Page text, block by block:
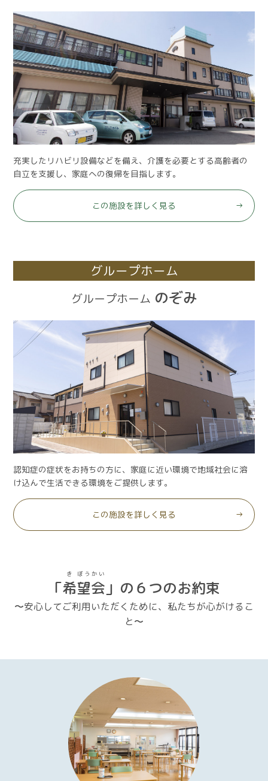
充実したリハビリ設備などを備え、介護を必要とする高齢者の
自立を支援し、家庭への復帰を目指します。
この施設を詳しく見る
グループホーム
グループホーム のぞみ
認知症の症状をお持ちの方に、家庭に近い環境で地域社会に溶
け込んで生活できる環境をご提供します。
この施設を詳しく見る
「希
き
望
ぼう
会
かい
」の６つのお約束
〜安心してご利用いただくために、私たちが心がけるこ
と〜